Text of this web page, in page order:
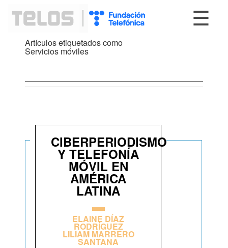
☰
Artículos etiquetados como
Servicios móviles
CIBERPERIODISMO
Y TELEFONÍA
MÓVIL EN
AMÉRICA
LATINA
ELAINE DÍAZ
RODRÍGUEZ
LILIAM MARRERO
SANTANA